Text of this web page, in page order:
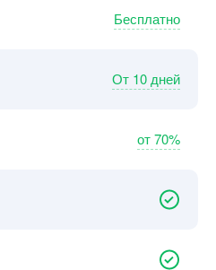
Бесплатно
От 10 дней
от 70%